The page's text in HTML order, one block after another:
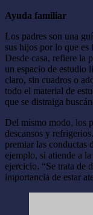
Ayuda familiar
Los padres son una
sus hijos por lo que es
Desde casa, refiere la
un espacio de estudio
claro, sin cuadros o
todo el material de
que se distraiga
Del mismo modo, los
descansos y
premiar las conductas
ejemplo, si atiende a
ejercicio. “Se trata de
importancia de estar